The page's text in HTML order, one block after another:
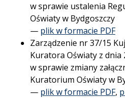
w sprawie ustalenia
Oświaty w Bydgoszczy
— plik w formacie PDF
Zarządzenie nr 37/15
Kuratora Oświaty z dnia
w sprawie zmiany
Kuratorium Oświaty w
— plik w formacie PDF,